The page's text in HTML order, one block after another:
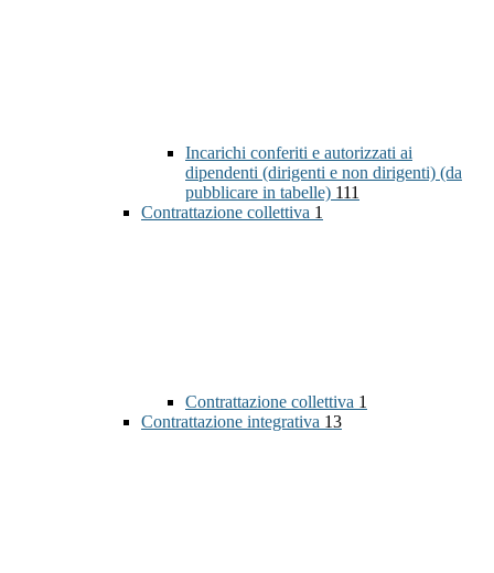
Incarichi conferiti e autorizzati ai
dipendenti (dirigenti e non dirigenti) (da
pubblicare in tabelle) 111
Contrattazione collettiva 1
Contrattazione collettiva 1
Contrattazione integrativa 13